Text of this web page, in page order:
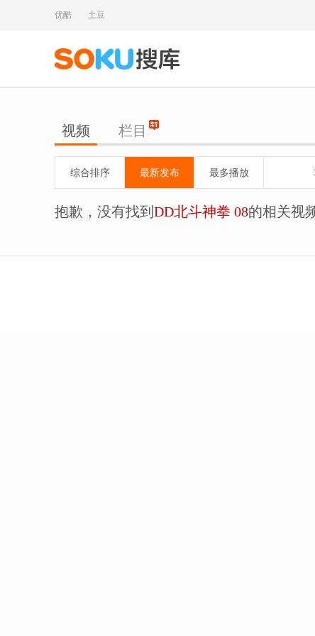
优酷 土豆
视频 栏目
综合排序 最新发布 最多播放
抱歉，没有找到 DD北斗神拳 08的相关视